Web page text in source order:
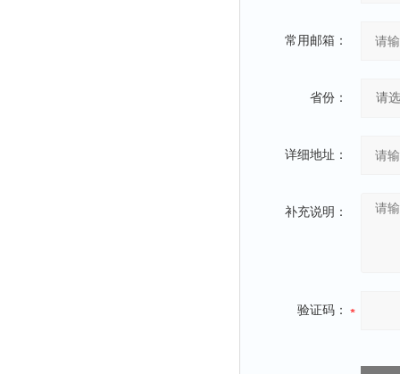
常用邮箱：
省份：
详细地址：
补充说明：
验证码：